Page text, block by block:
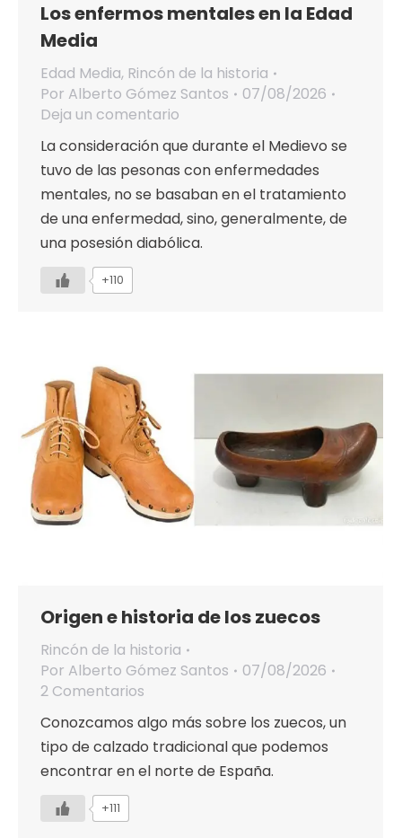
Los enfermos mentales en la Edad
Media
Edad Media, Rincón de la historia
Por Alberto Gómez Santos
07/08/2026
Deja un comentario
La consideración que durante el Medievo se
tuvo de las pesonas con enfermedades
mentales, no se basaban en el tratamiento
de una enfermedad, sino, generalmente, de
una posesión diabólica.
+110
Origen e historia de los zuecos
Rincón de la historia
Por Alberto Gómez Santos
07/08/2026
2 Comentarios
Conozcamos algo más sobre los zuecos, un
tipo de calzado tradicional que podemos
encontrar en el norte de España.
+111